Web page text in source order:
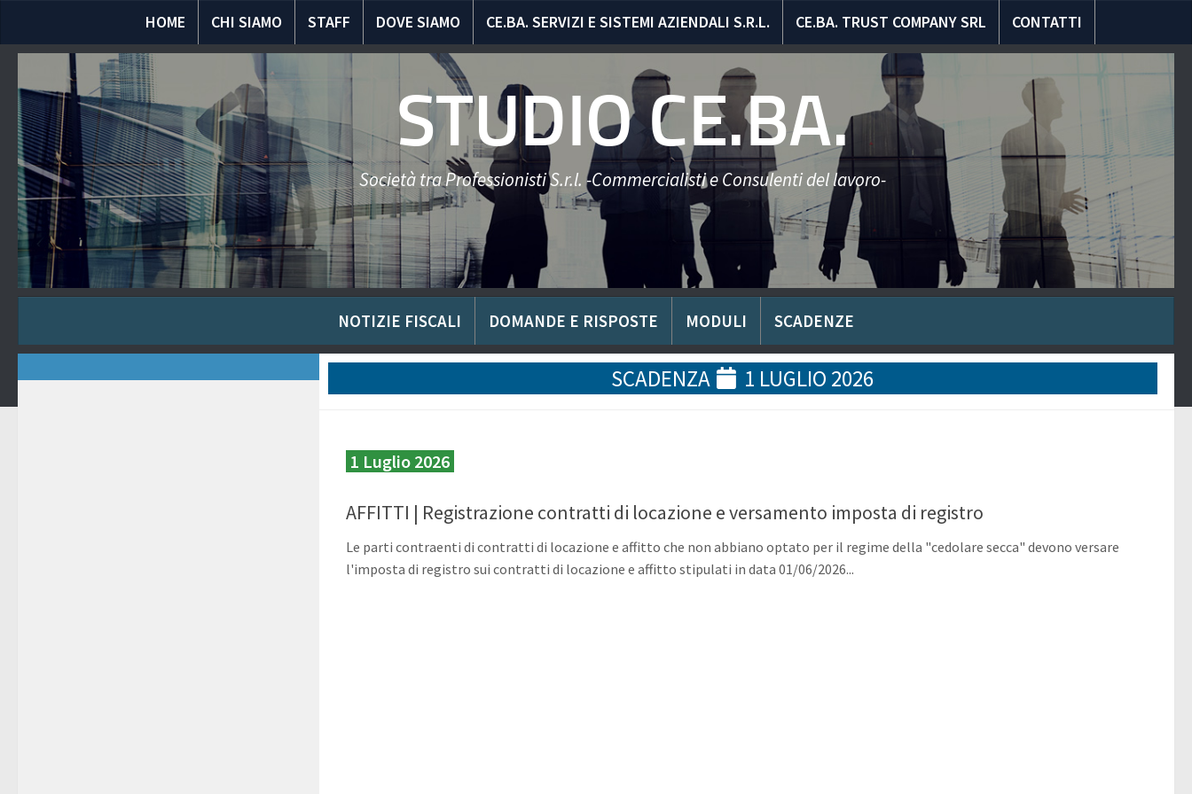
HOME CHI SIAMO STAFF DOVE SIAMO CE.BA. SERVIZI E SISTEMI AZIENDALI S.R.L. CE.BA. TRUST COMPANY SRL CONTATTI
STUDIO CE.BA.
Società tra Professionisti S.r.l. -Commercialisti e Consulenti del lavoro-
NOTIZIE FISCALI DOMANDE E RISPOSTE MODULI SCADENZE
SCADENZA 1 LUGLIO 2026
1 Luglio 2026
AFFITTI | Registrazione contratti di locazione e versamento imposta di registro
Le parti contraenti di contratti di locazione e affitto che non abbiano optato per il regime della "cedolare secca" devono versare
l'imposta di registro sui contratti di locazione e affitto stipulati in data 01/06/2026...